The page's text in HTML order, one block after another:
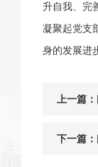
升自我、完
凝聚起党支
身的发展进
上一篇：
下一篇：